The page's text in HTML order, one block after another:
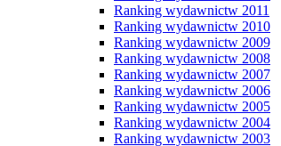
Ranking wydawnictw 2011
Ranking wydawnictw 2010
Ranking wydawnictw 2009
Ranking wydawnictw 2008
Ranking wydawnictw 2007
Ranking wydawnictw 2006
Ranking wydawnictw 2005
Ranking wydawnictw 2004
Ranking wydawnictw 2003